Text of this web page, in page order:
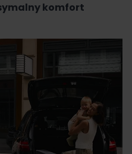
komfort